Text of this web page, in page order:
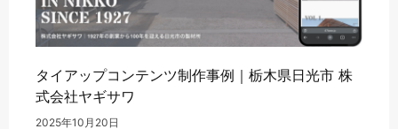
タイアップコンテンツ制作事例｜栃木県日光市 株
式会社ヤギサワ
2025年10月20日